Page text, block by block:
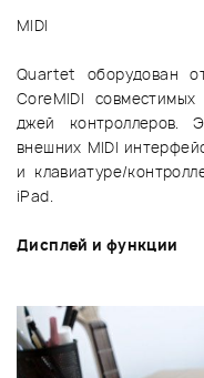
MIDI
Quartet оборудован
CoreMIDI
джей контроллеров.
внешних MIDI
и клавиатуре/
iPad.
Дисплей и функции